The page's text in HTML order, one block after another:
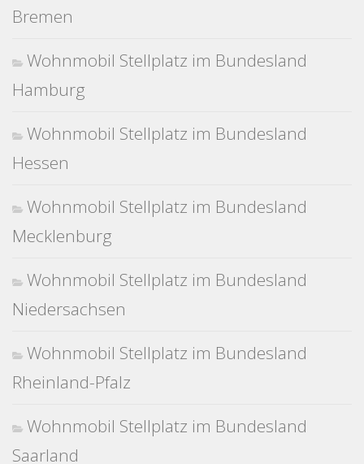
Bremen
Wohnmobil Stellplatz im Bundesland
Hamburg
Wohnmobil Stellplatz im Bundesland
Hessen
Wohnmobil Stellplatz im Bundesland
Mecklenburg
Wohnmobil Stellplatz im Bundesland
Niedersachsen
Wohnmobil Stellplatz im Bundesland
Rheinland-Pfalz
Wohnmobil Stellplatz im Bundesland
Saarland